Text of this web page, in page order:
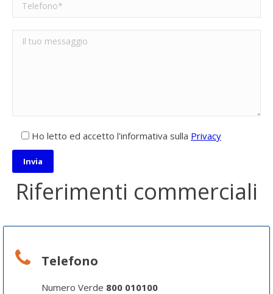
Ho letto ed accetto l'informativa sulla Privacy
Riferimenti commerciali
Telefono
Numero Verde 800 010100